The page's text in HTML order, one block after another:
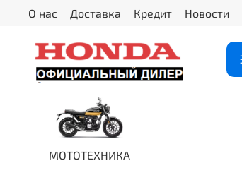
О нас Доставка Кредит Новости
МОТОТЕХНИКА